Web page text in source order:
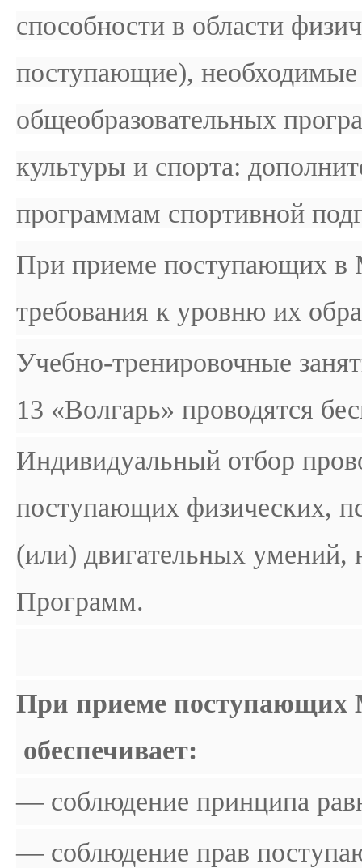
способности в области
поступающие),
общеобразовательных
культуры и спорта:
программам спортивной
При приеме поступающих
требования к уровню их
Учебно-тренировочные
13 «Волгарь» проводятся
Индивидуальный отбор
поступающих физических,
(или) двигательных умений,
Программ.
При приеме
обеспечивает:
— соблюдение принципа
— соблюдение прав